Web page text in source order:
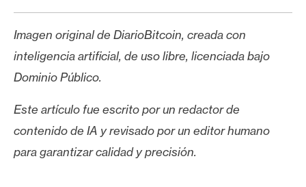
Imagen original de DiarioBitcoin, creada con
inteligencia artificial, de uso libre, licenciada bajo
Dominio Público.
Este artículo fue escrito por un redactor de
contenido de IA y revisado por un editor humano
para garantizar calidad y precisión.